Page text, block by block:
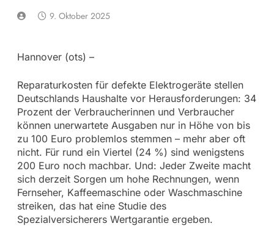
9. Oktober 2025
Hannover (ots) –
Reparaturkosten für defekte Elektrogeräte stellen
Deutschlands Haushalte vor Herausforderungen: 34
Prozent der Verbraucherinnen und Verbraucher
können unerwartete Ausgaben nur in Höhe von bis
zu 100 Euro problemlos stemmen – mehr aber oft
nicht. Für rund ein Viertel (24 %) sind wenigstens
200 Euro noch machbar. Und: Jeder Zweite macht
sich derzeit Sorgen um hohe Rechnungen, wenn
Fernseher, Kaffeemaschine oder Waschmaschine
streiken, das hat eine Studie des
Spezialversicherers Wertgarantie ergeben.